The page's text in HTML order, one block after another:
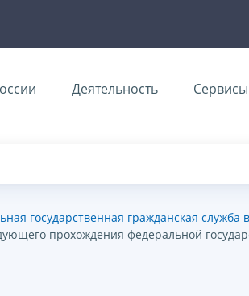
Деятельность Сервисы
государственная гражданская служба
прохождения федеральной